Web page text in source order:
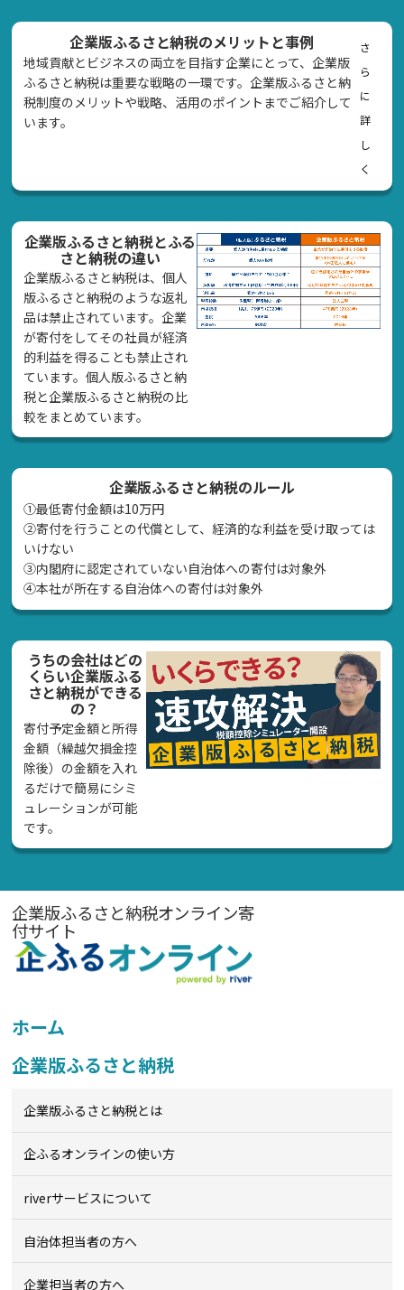
企業版ふるさと納税のメリットと事例
地域貢献とビジネスの両立を目指す企業にとって、企業版
ふるさと納税は重要な戦略の一環です。企業版ふるさと納
税制度のメリットや戦略、活用のポイントまでご紹介して
います。
さ
ら
に
詳
し
く
企業版ふるさと納税とふる
さと納税の違い
企業版ふるさと納税は、個人
版ふるさと納税のような返礼
品は禁止されています。企業
が寄付をしてその社員が経済
的利益を得ることも禁止され
ています。個人版ふるさと納
税と企業版ふるさと納税の比
較をまとめています。
企業版ふるさと納税のルール
①最低寄付金額は10万円
②寄付を行うことの代償として、経済的な利益を受け取っては
いけない
➂内閣府に認定されていない自治体への寄付は対象外
④本社が所在する自治体への寄付は対象外
うちの会社はどの
くらい企業版ふる
さと納税ができる
の？
寄付予定金額と所得
金額（繰越欠損金控
除後）の金額を入れ
るだけで簡易にシミ
ュレーションが可能
です。
企業版ふるさと納税オンライン寄
付サイト
ホーム
企業版ふるさと納税
企業版ふるさと納税とは
企ふるオンラインの使い方
riverサービスについて
自治体担当者の方へ
企業担当者の方へ